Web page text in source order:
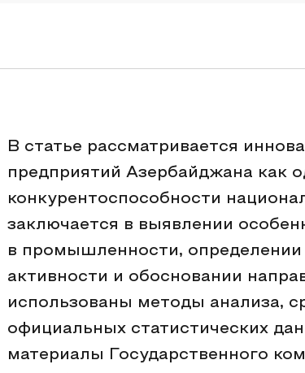
В статье рассматривается
предприятий Азербайджана как
конкурентоспособности
заключается в выявлении
в промышленности,
активности и обосновании
использованы методы анализа,
официальных статистических
материалы Государственного